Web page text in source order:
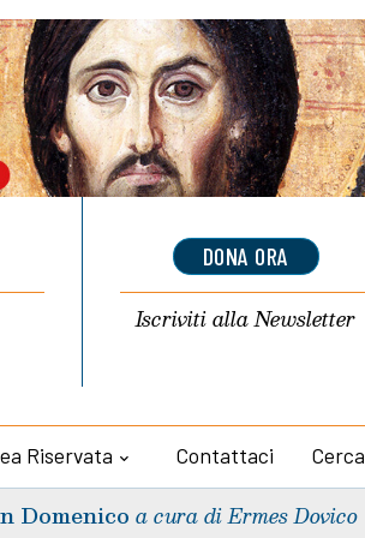
DONA ORA
Iscriviti allaNewsletter
Riservata Contattaci Cerca
Domenico a cura di Ermes Dovico